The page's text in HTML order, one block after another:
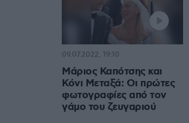
Μάριος Καπότσης και
Κόνι Μεταξά: Οι πρώτες
φωτογραφίες από τον
γάμο του ζευγαριού
09.07.2022, 19:10